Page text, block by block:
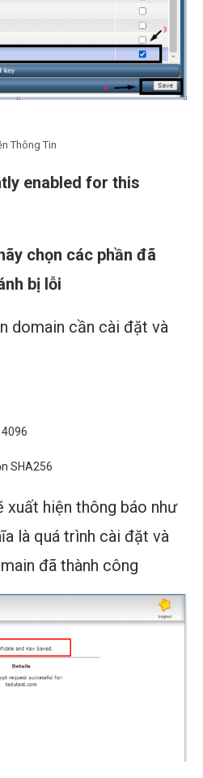
Thông Tin
enabled for this
chọn các phần đã
bị lỗi
domain cần cài đặt và
SHA256
xuất hiện thông báo như
là quá trình cài đặt và
đã thành công